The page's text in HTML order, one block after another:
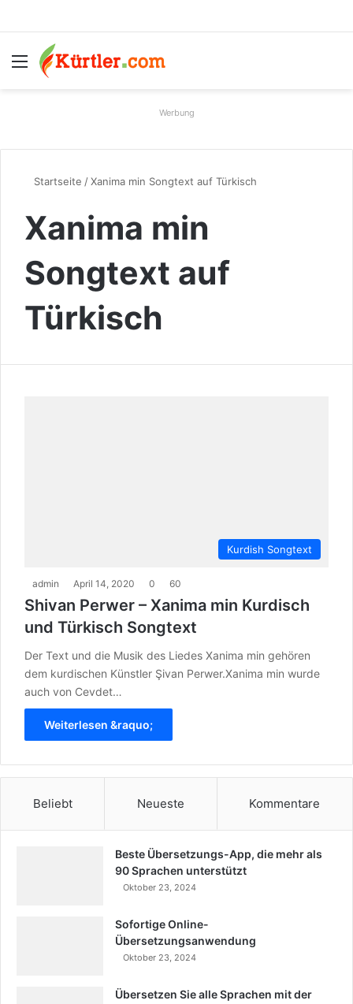
Menü
Werbung
Startseite /Xanima min Songtext auf Türkisch
Xanima min
Songtext auf
Türkisch
Kurdish Songtext
admin April 14, 2020 0 60
Shivan Perwer – Xanima min Kurdisch
und Türkisch Songtext
Der Text und die Musik des Liedes Xanima min gehören
dem kurdischen Künstler Şivan Perwer.Xanima min wurde
auch von Cevdet…
Weiterlesen &raquo;
Beliebt Neueste Kommentare
Beste Übersetzungs-App, die mehr als
90 Sprachen unterstützt
Oktober 23, 2024
Sofortige Online-
Übersetzungsanwendung
Oktober 23, 2024
Übersetzen Sie alle Sprachen mit der